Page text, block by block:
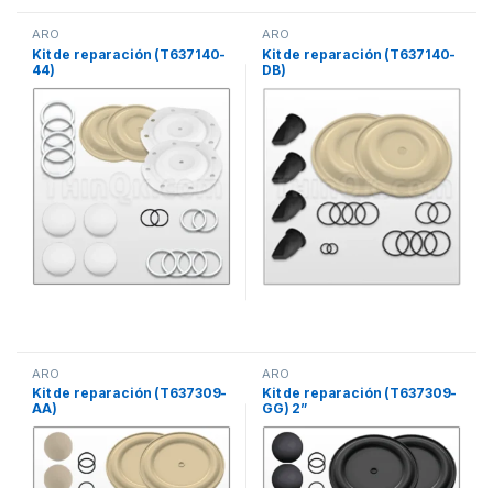
ARO
Kit de reparación (T637140-
44)
ARO
Kit de reparación (T637140-
DB)
ARO
Kit de reparación (T637309-
AA)
ARO
Kit de reparación (T637309-
GG) 2”